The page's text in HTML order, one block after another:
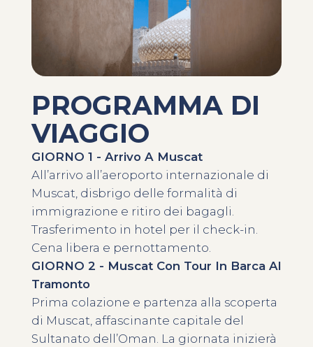
PROGRAMMA DI
VIAGGIO
GIORNO 1 - Arrivo A Muscat
All’arrivo all’aeroporto internazionale di
Muscat, disbrigo delle formalità di
immigrazione e ritiro dei bagagli.
Trasferimento in hotel per il check-in.
Cena libera e pernottamento.
GIORNO 2 - Muscat Con Tour In Barca Al
Tramonto
Prima colazione e partenza alla scoperta
di Muscat, affascinante capitale del
Sultanato dell’Oman. La giornata inizierà